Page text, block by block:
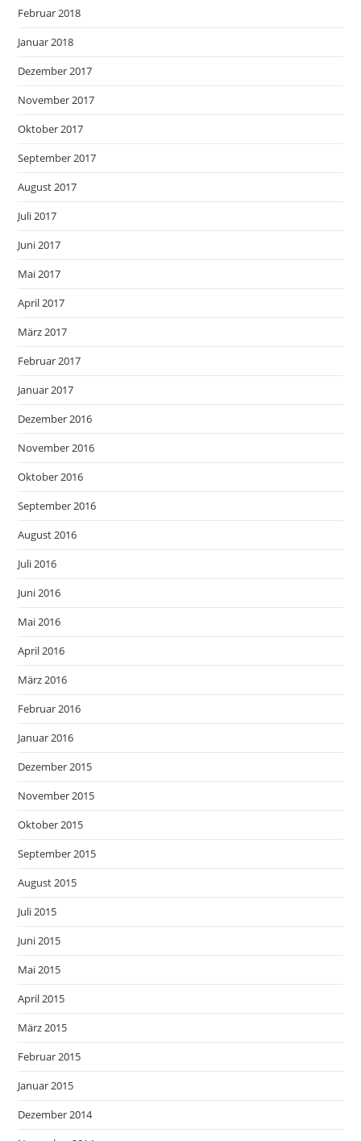
Februar 2018
Januar 2018
Dezember 2017
November 2017
Oktober 2017
September 2017
August 2017
Juli 2017
Juni 2017
Mai 2017
April 2017
März 2017
Februar 2017
Januar 2017
Dezember 2016
November 2016
Oktober 2016
September 2016
August 2016
Juli 2016
Juni 2016
Mai 2016
April 2016
März 2016
Februar 2016
Januar 2016
Dezember 2015
November 2015
Oktober 2015
September 2015
August 2015
Juli 2015
Juni 2015
Mai 2015
April 2015
März 2015
Februar 2015
Januar 2015
Dezember 2014